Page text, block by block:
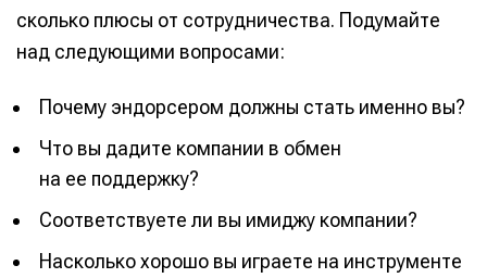
сколько плюсы от сотрудничества. Подумайте
над следующими вопросами:
Почему эндорсером должны стать именно вы?
Что вы дадите компании в обмен
на ее поддержку?
Соответствуете ли вы имиджу компании?
Насколько хорошо вы играете на инструменте